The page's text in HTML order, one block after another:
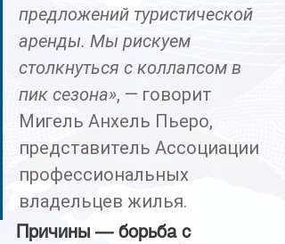
предложений туристической
аренды. Мы рискуем
столкнуться с коллапсом в
пик сезона», — говорит
Мигель Анхель Пьеро,
представитель Ассоциации
профессиональных
владельцев жилья.
Причины — борьба с